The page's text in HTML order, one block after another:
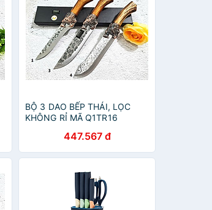
BỘ 3 DAO BẾP THÁI, LỌC
KHÔNG RỈ MÃ Q1TR16
447.567 đ